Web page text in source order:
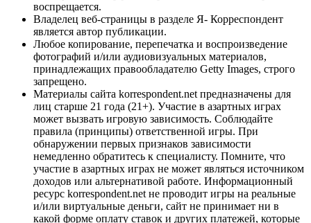
воспрещается.
Владелец веб-страницы в разделе Я- Корреспондент
является автор публикации.
Любое копирование, перепечатка и воспроизведение
фотографий и/или аудиовизуальных материалов,
принадлежащих правообладателю Getty Images, строго
запрещено.
Материалы сайта korrespondent.net предназначены для
лиц старше 21 года (21+). Участие в азартных играх
может вызвать игровую зависимость. Соблюдайте
правила (принципы) ответственной игры. При
обнаружении первых признаков зависимости
немедленно обратитесь к специалисту. Помните, что
участие в азартных играх не может являться источником
доходов или альтернативой работе. Информационный
ресурс korrespondent.net не проводит игры на реальные
и/или виртуальные деньги, сайт не принимает ни в
какой форме оплату ставок и других платежей, которые